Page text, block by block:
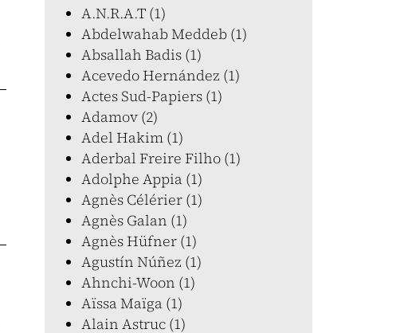
A.N.R.A.T (1)
Abdelwahab Meddeb (1)
Absallah Badis (1)
Acevedo Hernández (1)
Actes Sud-Papiers (1)
Adamov (2)
Adel Hakim (1)
Aderbal Freire Filho (1)
Adolphe Appia (1)
Agnès Célérier (1)
Agnès Galan (1)
Agnès Hüfner (1)
Agustín Núñez (1)
Ahnchi-Woon (1)
Aïssa Maïga (1)
Alain Astruc (1)